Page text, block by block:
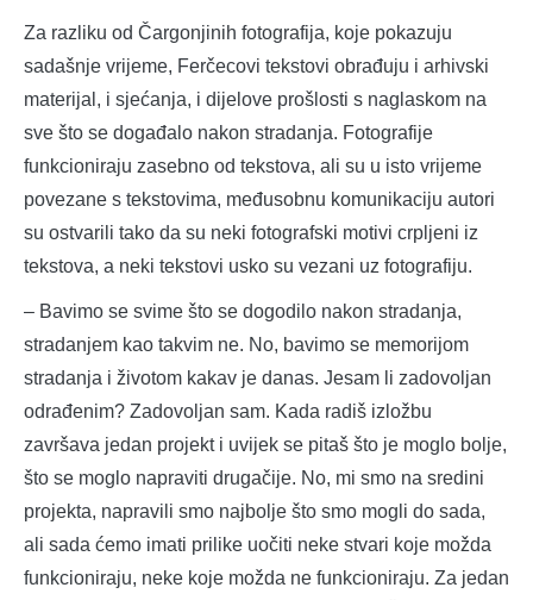
Za razliku od Čargonjinih fotografija, koje pokazuju
sadašnje vrijeme, Ferčecovi tekstovi obrađuju i arhivski
materijal, i sjećanja, i dijelove prošlosti s naglaskom na
sve što se događalo nakon stradanja. Fotografije
funkcioniraju zasebno od tekstova, ali su u isto vrijeme
povezane s tekstovima, međusobnu komunikaciju autori
su ostvarili tako da su neki fotografski motivi crpljeni iz
tekstova, a neki tekstovi usko su vezani uz fotografiju.
– Bavimo se svime što se dogodilo nakon stradanja,
stradanjem kao takvim ne. No, bavimo se memorijom
stradanja i životom kakav je danas. Jesam li zadovoljan
odrađenim? Zadovoljan sam. Kada radiš izložbu
završava jedan projekt i uvijek se pitaš što je moglo bolje,
što se moglo napraviti drugačije. No, mi smo na sredini
projekta, napravili smo najbolje što smo mogli do sada,
ali sada ćemo imati prilike uočiti neke stvari koje možda
funkcioniraju, neke koje možda ne funkcioniraju. Za jedan